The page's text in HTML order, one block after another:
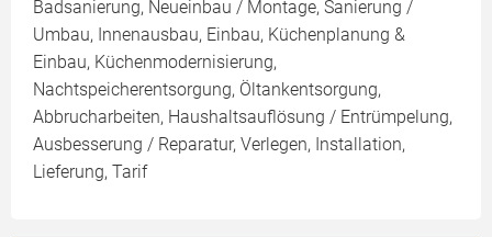
Badsanierung, Neueinbau / Montage, Sanierung /
Umbau, Innenausbau, Einbau, Küchenplanung &
Einbau, Küchenmodernisierung,
Nachtspeicherentsorgung, Öltankentsorgung,
Abbrucharbeiten, Haushaltsauflösung / Entrümpelung,
Ausbesserung / Reparatur, Verlegen, Installation,
Lieferung, Tarif